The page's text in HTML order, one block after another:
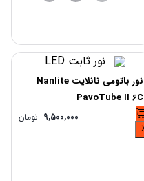
نور باتومی نانلایت Nanlite
PavoTube II 6C
9,500,000 تومان